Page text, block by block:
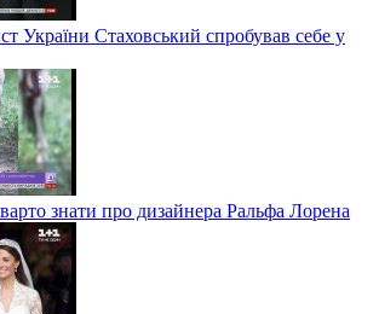
України Стаховський спробував себе у
знати про дизайнера Ральфа Лорена